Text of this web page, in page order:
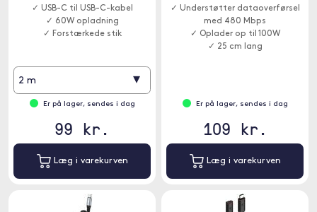
✓ USB-C til USB-C-kabel
✓ 60W opladning
✓ Forstærkede stik
2 m ▾
Er på lager, sendes i dag
99 kr.
Læg i varekurven
✓ Understøtter dataoverførsel
med 480 Mbps
✓ Oplader op til 100W
✓ 25 cm lang
Er på lager, sendes i dag
109 kr.
Læg i varekurven